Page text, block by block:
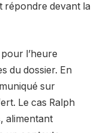
répondre devant la
l’heure
du dossier. En
sur
Le cas Ralph
alimentant